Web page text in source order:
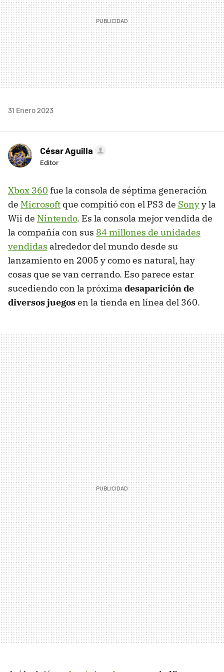
31 Enero 2023
César Aguilla
Editor
Xbox 360 fue la consola de séptima generación
de Microsoft que compitió con el PS3 de Sonyy la
Wii de Nintendo. Es la consola mejor vendida de
la compañía con sus 84 millones de unidades
vendidas alrededor del mundo desde su
lanzamiento en 2005 y como es natural, hay
cosas que se van cerrando. Eso parece estar
sucediendo con la próxima desaparición de
diversos juegosen la tienda en línea del 360.